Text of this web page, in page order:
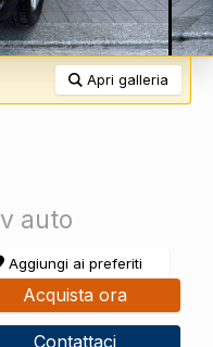
Apri galleria
auto
Aggiungi ai preferiti
Acquista ora
Contattaci